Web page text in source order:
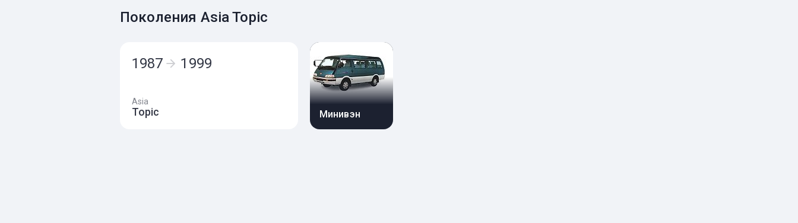
Поколения Asia Topic
1987 1999
Asia
Topic Минивэн